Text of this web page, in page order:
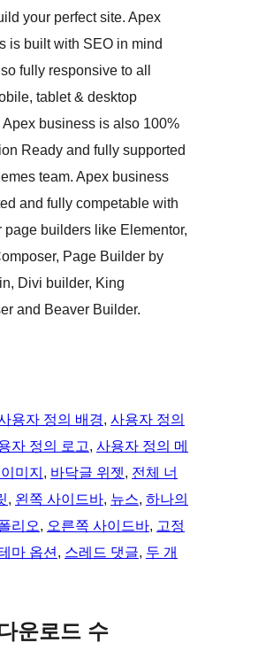
your perfect site. Apex
is built with SEO in mind
fully responsive to all
tablet & desktop
Apex business is also 100%
Ready and fully supported
team. Apex business
and fully competable with
page builders like Elementor,
Page Builder by
Divi builder, King
and Beaver Builder.
용자 정의 배경, 사용자 정의
자 정의 로고, 사용자 정의 메
미지 , 바닥글 위젯, 전체 너
, 왼쪽 사이드바, 뉴스, 하나의
리오, 오른쪽 사이드바, 고정
마 옵션 , 스레드 댓글, 두 개
운로드 수